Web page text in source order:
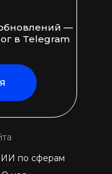
—
в Telegram
ИИ по сферам